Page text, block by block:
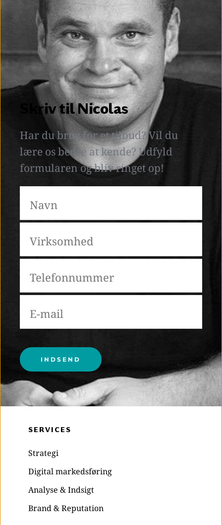
Skriv til Nicolas
Har du brug for et tilbud? Vil du
lære os bedre at kende? Udfyld
formularen og bliv ringet op!
SERVICES
Strategi
Digital markedsføring
Analyse & Indsigt
Brand & Reputation